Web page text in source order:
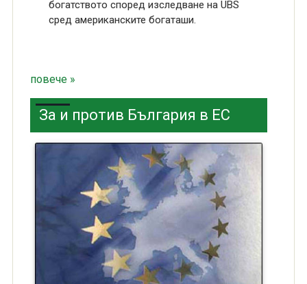
богатството според изследване на UBS
сред американските богаташи.
повече »
За и против България в ЕС